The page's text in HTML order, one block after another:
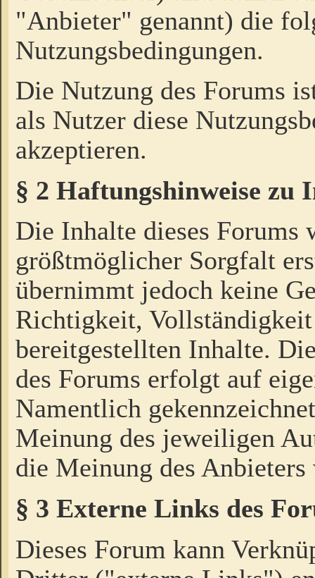
"Anbieter" genannt) die
Nutzungsbedingungen.
Die Nutzung des Forums
als Nutzer diese
akzeptieren.
§ 2 Haftungshinweise zu
Die Inhalte dieses Forums
größtmöglicher Sorgfalt
übernimmt jedoch keine
Richtigkeit,
bereitgestellten Inhalte.
des Forums erfolgt auf
Namentlich
Meinung des jeweiligen
die Meinung des Anbieters
§ 3 Externe Links des
Dieses Forum kann